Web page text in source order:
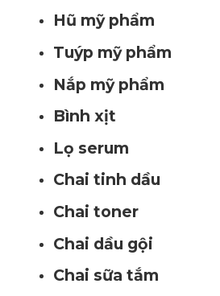
Hũ mỹ phẩm
Tuýp mỹ phẩm
Nắp mỹ phẩm
Bình xịt
Lọ serum
Chai tinh dầu
Chai toner
Chai dầu gội
Chai sữa tắm